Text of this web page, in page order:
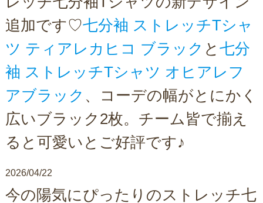
追加です♡七分袖 ストレッチTシャ
ツ ティアレカヒコ ブラック と 七分
袖 ストレッチTシャツ オヒアレフ
アブラック
、コーデの幅がとにかく
広いブラック2枚。チーム皆で揃え
ると可愛いとご好評です♪
2026/04/22
今の陽気にぴったりのストレッチ七